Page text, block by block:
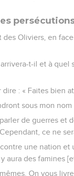
des Oliviers, en
t-il et à
dire : « Faites bien
sous mon
de guerres et
ce ne
une nation
aura des famines
On vous